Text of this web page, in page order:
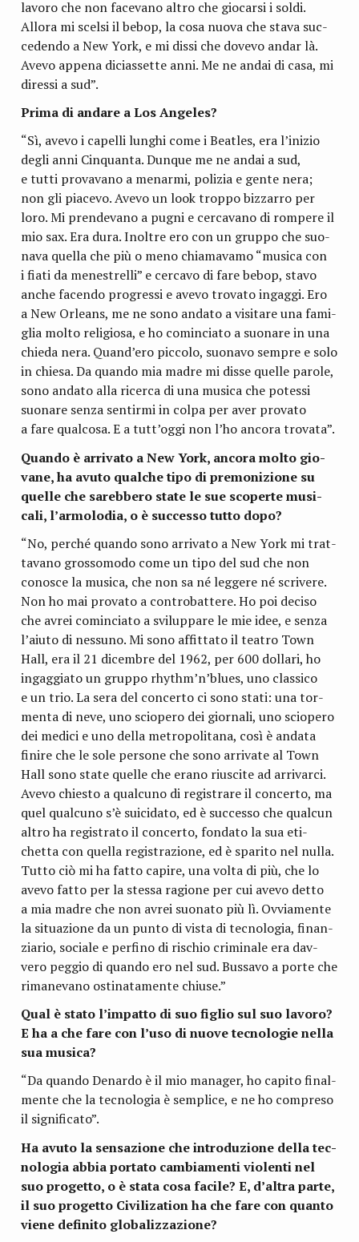
lavoro che non face­vano altro che gio­carsi i soldi.
Allora mi scelsi il bebop, la cosa nuova che stava suc­
ce­dendo a New York, e mi dissi che dovevo andar là.
Avevo appena dicias­sette anni. Me ne andai di casa, mi
diressi a sud”.
Prima di andare a Los Angeles?
“Sì, avevo i capelli lun­ghi come i Bea­tles, era l’inizio
degli anni Cin­quanta. Dun­que me ne andai a sud,
e tutti pro­va­vano a menarmi, poli­zia e gente nera;
non gli pia­cevo. Avevo un look troppo biz­zarro per
loro. Mi pren­de­vano a pugni e cer­ca­vano di rom­pere il
mio sax. Era dura. Inol­tre ero con un gruppo che suo­
nava quella che più o meno chia­ma­vamo “musica con
i fiati da mene­strelli” e cer­cavo di fare bebop, stavo
anche facendo pro­gressi e avevo tro­vato ingaggi. Ero
a New Orleans, me ne sono andato a visi­tare una fami­
glia molto reli­giosa, e ho comin­ciato a suo­nare in una
chieda nera. Quand’ero pic­colo, suo­navo sem­pre e solo
in chiesa. Da quando mia madre mi disse quelle parole,
sono andato alla ricerca di una musica che potessi
suo­nare senza sen­tirmi in colpa per aver pro­vato
a fare qual­cosa. E a tutt’oggi non l’ho ancora trovata”.
Quando è arri­vato a New York, ancora molto gio­
vane, ha avuto qual­che tipo di pre­mo­ni­zione su
quelle che sareb­bero state le sue sco­perte musi­
cali, l’armolodia, o è suc­cesso tutto dopo?
“No, per­ché quando sono arri­vato a New York mi trat­
ta­vano gros­so­modo come un tipo del sud che non
cono­sce la musica, che non sa né leg­gere né scri­vere.
Non ho mai pro­vato a con­tro­bat­tere. Ho poi deciso
che avrei comin­ciato a svi­lup­pare le mie idee, e senza
l’aiuto di nes­suno. Mi sono affit­tato il tea­tro Town
Hall, era il 21 dicem­bre del 1962, per 600 dol­lari, ho
ingag­giato un gruppo rhythm’n’blues, uno clas­sico
e un trio. La sera del con­certo ci sono stati: una tor­
menta di neve, uno scio­pero dei gior­nali, uno scio­pero
dei medici e uno della metro­po­li­tana, così è andata
finire che le sole per­sone che sono arri­vate al Town
Hall sono state quelle che erano riu­scite ad arri­varci.
Avevo chie­sto a qual­cuno di regi­strare il con­certo, ma
quel qual­cuno s’è sui­ci­dato, ed è suc­cesso che qual­cun
altro ha regi­strato il con­certo, fon­dato la sua eti­
chetta con quella regi­stra­zione, ed è spa­rito nel nulla.
Tutto ciò mi ha fatto capire, una volta di più, che lo
avevo fatto per la stessa ragione per cui avevo detto
a mia madre che non avrei suo­nato più lì. Ovvia­mente
la situa­zione da un punto di vista di tec­no­lo­gia, finan­
zia­rio, sociale e per­fino di rischio cri­mi­nale era dav­
vero peg­gio di quando ero nel sud. Bus­savo a porte che
rima­ne­vano osti­na­ta­mente chiuse.”
Qual è stato l’impatto di suo figlio sul suo lavoro?
E ha a che fare con l’uso di nuove tec­no­lo­gie nella
sua musica?
“Da quando Denardo è il mio mana­ger, ho capito final­
mente che la tec­no­lo­gia è sem­plice, e ne ho com­preso
il significato”.
Ha avuto la sen­sa­zione che intro­du­zione della tec­
no­lo­gia abbia por­tato cam­bia­menti vio­lenti nel
suo pro­getto, o è stata cosa facile? E, d’altra parte,
il suo pro­getto Civi­li­za­tion ha che fare con quanto
viene defi­nito globalizzazione?